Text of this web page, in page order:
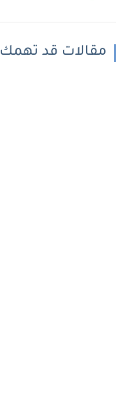
مقالات قد تهمك